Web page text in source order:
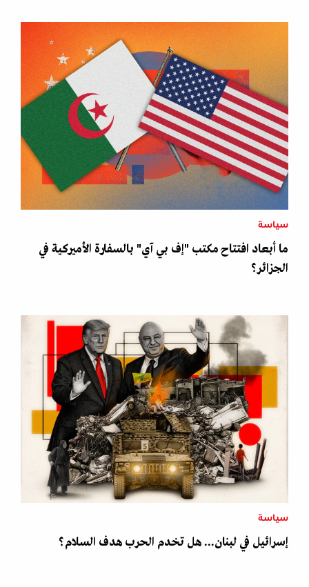
سياسة
ما أبعاد افتتاح مكتب "إف بي آي" بالسفارة الأميركية في
الجزائر؟
سياسة
إسرائيل في لبنان... هل تخدم الحرب هدف السلام؟